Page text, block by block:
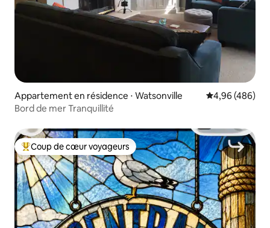
Appartement en résidence ⋅ Watsonville Évaluation
4,96 (486)
Bord de mer Tranquillité
Coups de cœur voyageurs les plus appréciés
Coup de cœur voyageurs